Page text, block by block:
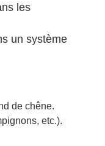
les
un système
de chêne.
etc.).